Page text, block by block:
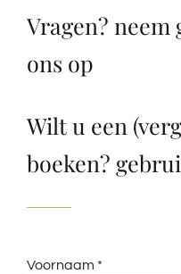
Vragen?
ons op
Wilt u een
boeken?
Voornaam *